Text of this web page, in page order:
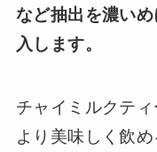
など抽出を濃い
入します。
チャイミルクティ
より美味しく飲